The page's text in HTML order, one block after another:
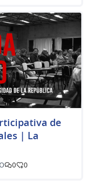
de
| La
0 0